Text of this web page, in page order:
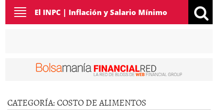
Toggle
navigation
El INPC | Inflación y Salario Mínimo
CATEGORÍA:COSTO DE ALIMENTOS